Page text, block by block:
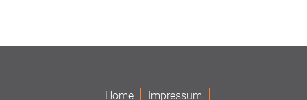
Home Impressum